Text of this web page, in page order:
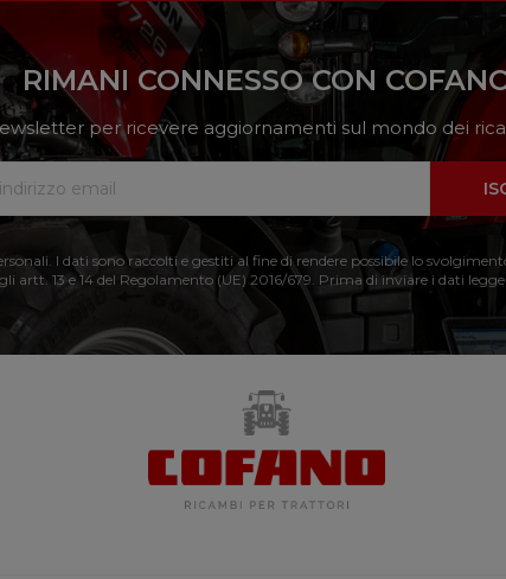
RIMANI CONNESSO CON
per ricevere aggiornamenti sul mondo dei
I dati sono raccolti e gestiti al fine di rendere possibile lo
artt. 13 e 14 del Regolamento (UE) 2016/679. Prima di inviare i dati